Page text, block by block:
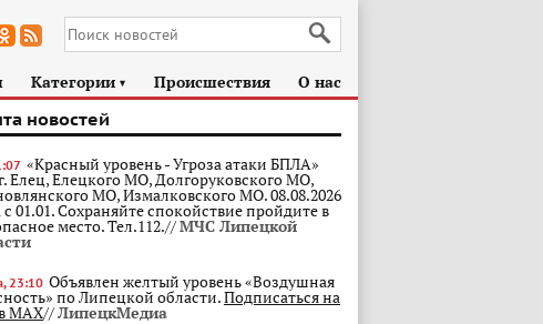
Категории ► Происшествия О нас
новостей
«Красный уровень - Угроза атаки БПЛА»
Елец, Елецкого МО, Долгоруковского МО,
МО, Измалковского МО. 08.08.2026
с 01.01. Сохраняйте спокойствие пройдите в
место. Тел.112.//МЧС Липецкой
23:10 Объявлен желтый уровень «Воздушная
по Липецкой области.Подписаться на
МАХ//ЛипецкМедиа